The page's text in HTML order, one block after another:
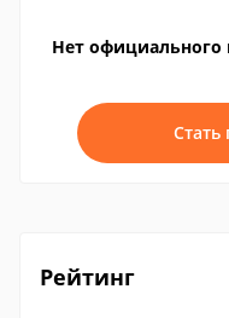
Нет официального
Стать
Рейтинг